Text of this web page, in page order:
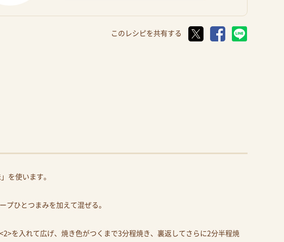
このレシピを共有する
を使います。
プひとつまみを加えて混ぜる。
を入れて広げ、焼き色がつくまで3分程焼き、裏返してさらに2分半程焼